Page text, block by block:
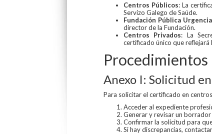
Centros Públicos: La
Servizo Galego de Saúde.
Fundación Pública
director de la Fundación.
Centros Privados: La
certificado único que
Procedimientos
Anexo I: Solicitud
Para solicitar el certificado en
Acceder al expediente
Generar y revisar un
Confirmar la solicitud para
Si hay discrepancias,